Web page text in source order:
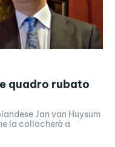
quadro rubato
Jan van Huysum
la collocherà a